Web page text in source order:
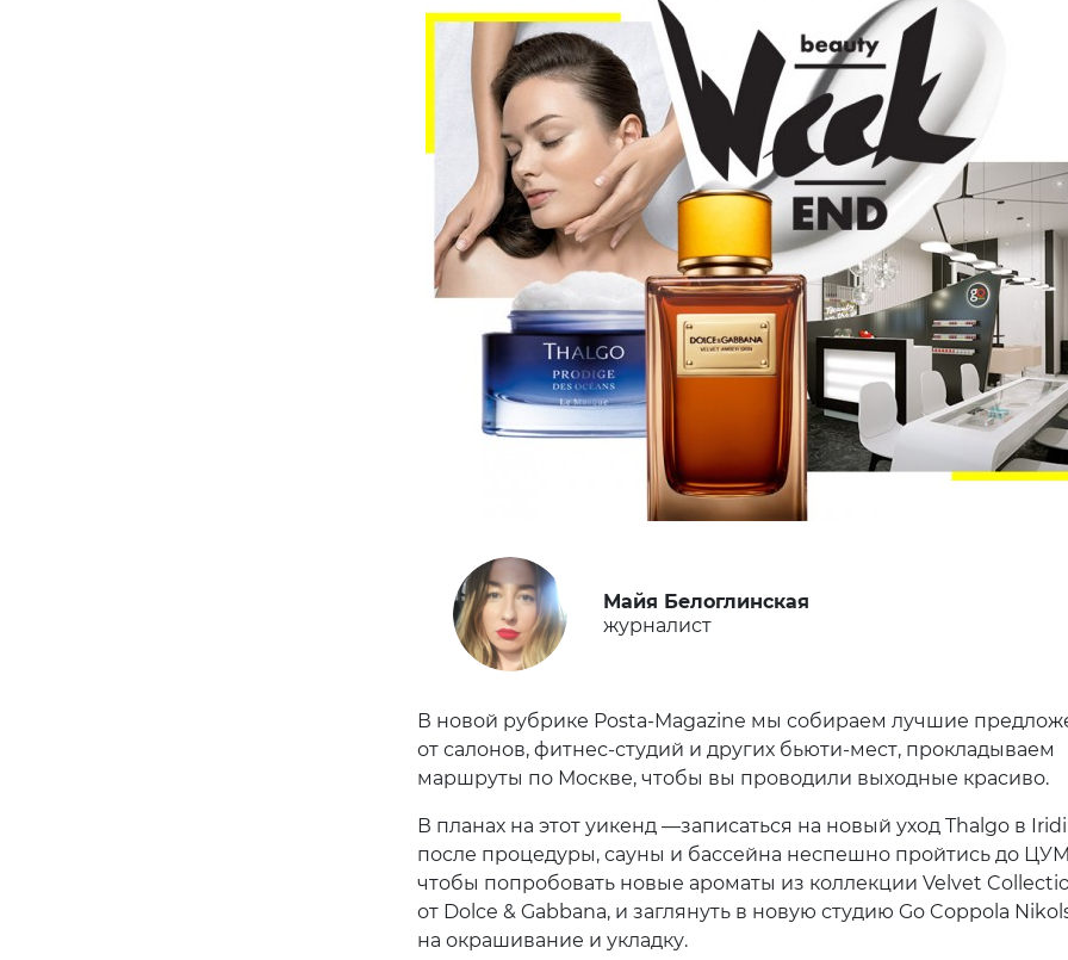
Майя Белоглинская
журналист
В новой рубрике Posta-Magazine мы собираем лучшие
от салонов, фитнес-студий и других бьюти-мест, прокладываем
маршруты по Москве, чтобы вы проводили выходные красиво.
В планах на этот уикенд —записаться на новый уход Thalgo в
после процедуры, сауны и бассейна неспешно пройтись до
чтобы попробовать новые ароматы из коллекции Velvet
от Dolce & Gabbana, и заглянуть в новую студию Go Coppola
на окрашивание и укладку.